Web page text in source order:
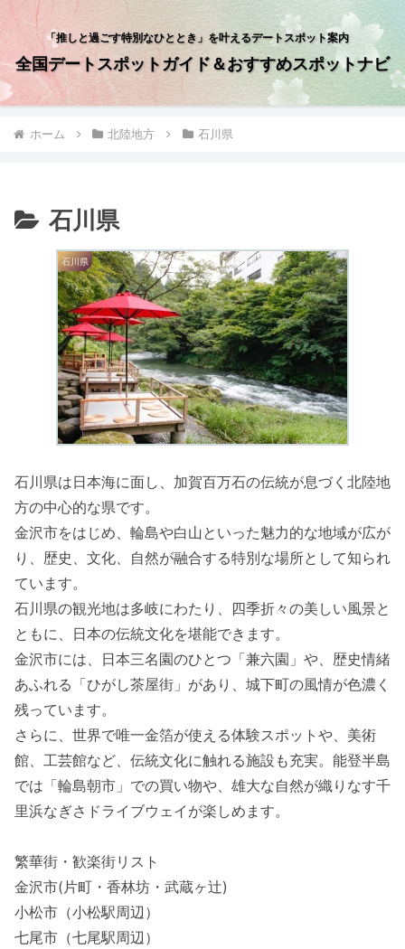
「推しと過ごす特別なひととき」を叶えるデートスポット案内
全国デートスポットガイド＆おすすめスポットナビ
ホーム 北陸地方 石川県
石川県
石川県
石川県は日本海に面し、加賀百万石の伝統が息づく北陸地
方の中心的な県です。
金沢市をはじめ、輪島や白山といった魅力的な地域が広が
り、歴史、文化、自然が融合する特別な場所として知られ
ています。
石川県の観光地は多岐にわたり、四季折々の美しい風景と
ともに、日本の伝統文化を堪能できます。
金沢市には、日本三名園のひとつ「兼六園」や、歴史情緒
あふれる「ひがし茶屋街」があり、城下町の風情が色濃く
残っています。
さらに、世界で唯一金箔が使える体験スポットや、美術
館、工芸館など、伝統文化に触れる施設も充実。能登半島
では「輪島朝市」での買い物や、雄大な自然が織りなす千
里浜なぎさドライブウェイが楽しめます。
繁華街・歓楽街リスト
金沢市(片町・香林坊・武蔵ヶ辻)
小松市（小松駅周辺）
七尾市（七尾駅周辺）